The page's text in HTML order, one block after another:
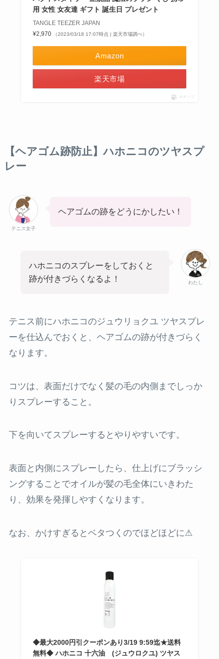
用 女性 女友達 ギフト 誕生日 プレゼント
TANGLE TEEZER JAPAN
¥2,970
（2023/03/18 17:07時点 | 楽天市場調べ）
Amazon
楽天市場
ポチップ
【ヘアゴム跡防止】ハホニコのツヤスプ
レー
テニス女子
ヘアゴムの跡をどうにかしたい！
わたし
ハホニコのスプレーをしておくと
跡が付きづらくなるよ！
テニス前にハホニコのジュウリョクユ ツヤスプレ
ーを仕込んでおくと、ヘアゴムの跡が付きづらく
なります。
コツは、表面だけでなく髪の毛の内側までしっか
りスプレーすること。
下を向いてスプレーするとやりやすいです。
表面と内側にスプレーしたら、仕上げにブラッシ
ングすることでオイルが髪の毛全体にいきわた
り、効果を発揮しやすくなります。
なお、かけすぎるとベタつくのでほどほどに⚠
◆最大2000円引クーポンあり3/19 9:59迄★送料
無料◆ ハホニコ 十六油 (ジュウロクユ) ツヤス